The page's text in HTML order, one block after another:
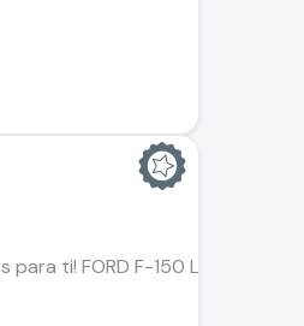
para ti! FORD F-150 Lariat